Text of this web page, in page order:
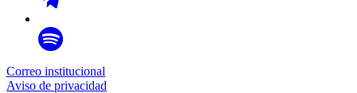
Correo institucional
Aviso de privacidad